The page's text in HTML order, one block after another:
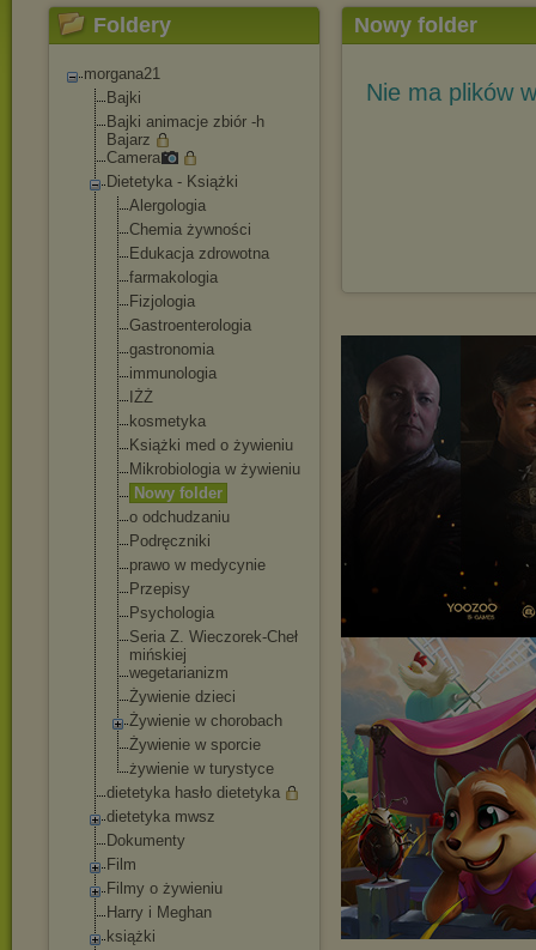
Foldery
morgana21
Bajki
Bajki animacje zbiór -h
Bajarz
Camera
Dietetyka - Książki
Alergologia
Chemia żywności
Edukacja zdrowotna
farmakologia
Fizjologia
Gastroenterologia
gastronomia
immunologia
IŻŻ
kosmetyka
Książki med o żywieniu
Mikrobiologia w żywieniu
Nowy folder
o odchudzaniu
Podręczniki
prawo w medycynie
Przepisy
Psychologia
Seria Z. Wieczorek-Cheł
mińskiej
wegetarianizm
Żywienie dzieci
Żywienie w chorobach
Żywienie w sporcie
żywienie w turystyce
dietetyka hasło dietetyka
dietetyka mwsz
Dokumenty
Film
Filmy o żywieniu
Harry i Meghan
książki
Nowy folder
Nie ma plików